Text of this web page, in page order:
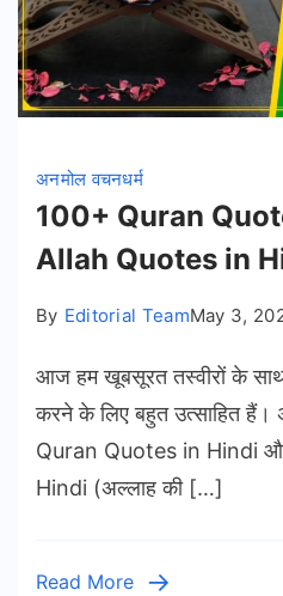
अनमोल वचनधर्म
100+ Quran
Allah Quotes in
By Editorial TeamMay 3,
आज हम खूबसूरत तस्वीरों के
करने के लिए बहुत उत्साहित
Quran Quotes in Hindi
Hindi (अल्लाह की […]
Read More